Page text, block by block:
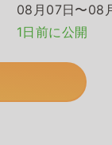
08月07日〜08
1日前に公開